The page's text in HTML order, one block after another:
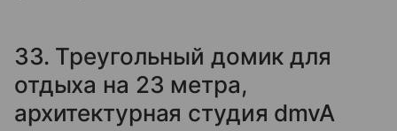
33. Треугольный домик для
отдыха на 23 метра,
архитектурная студия dmvA